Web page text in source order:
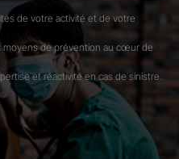
de votre activité et de votre
moyens de prévention au cœur de
et réactivité en cas de sinistre.